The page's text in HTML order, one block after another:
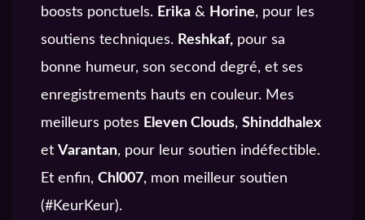
boosts ponctuels. Erika & Horine, pour les
soutiens techniques. Reshkaf, pour sa
bonne humeur, son second degré, et ses
enregistrements hauts en couleur. Mes
meilleurs potes Eleven Clouds, Shinddhalex
et Varantan, pour leur soutien indéfectible.
Et enfin, Chl007, mon meilleur soutien
(#KeurKeur).